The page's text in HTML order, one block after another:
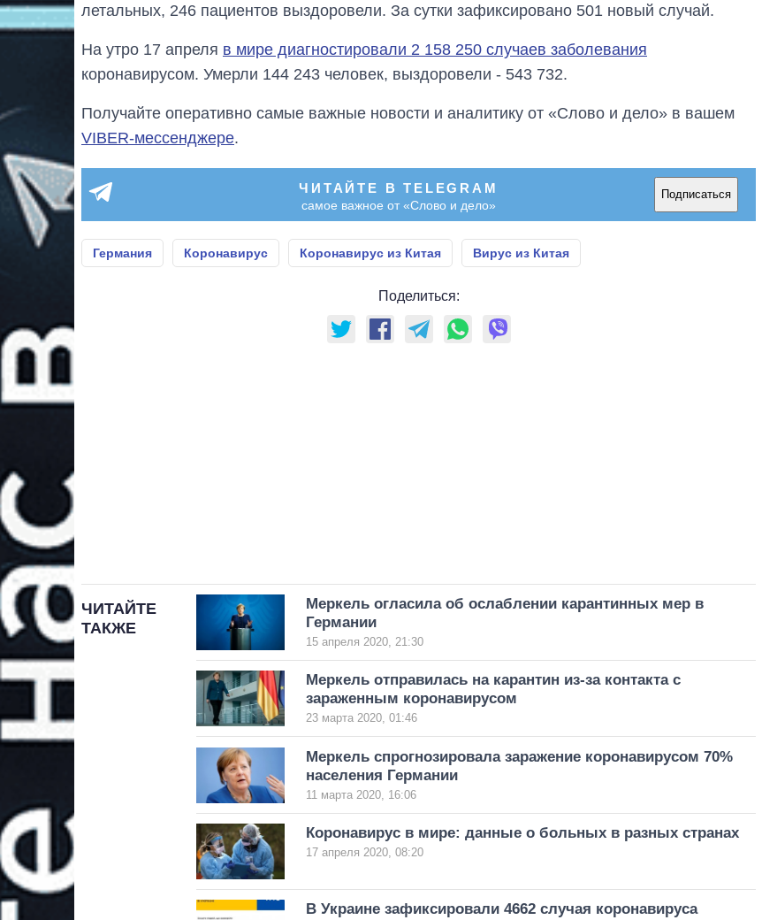
летальных, 246 пациентов выздоровели. За сутки зафиксировано 501 новый случай.
На утро 17 апреля в мире диагностировали 2 158 250 случаев заболевания
коронавирусом. Умерли 144 243 человек, выздоровели - 543 732.
Получайте оперативно самые важные новости и аналитику от «Слово и дело» в вашем
VIBER-мессенджере.
ЧИТАЙТЕ В TELEGRAM
самое важное от «Слово и дело»
Подписаться
Германия Коронавирус Коронавирус из Китая Вирус из Китая
Поделиться:
ЧИТАЙТЕ
ТАКЖЕ
Меркель огласила об ослаблении карантинных мер в
Германии
15 апреля 2020, 21:30
Меркель отправилась на карантин из-за контакта с
зараженным коронавирусом
23 марта 2020, 01:46
Меркель спрогнозировала заражение коронавирусом 70%
населения Германии
11 марта 2020, 16:06
Коронавирус в мире: данные о больных в разных странах
17 апреля 2020, 08:20
В Украине зафиксировали 4662 случая коронавируса
что